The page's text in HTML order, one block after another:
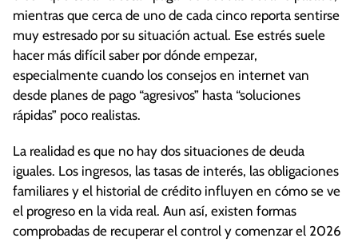
mientras que cerca de uno de cada cinco reporta sentirse
muy estresado por su situación actual. Ese estrés suele
hacer más difícil saber por dónde empezar,
especialmente cuando los consejos en internet van
desde planes de pago “agresivos” hasta “soluciones
rápidas” poco realistas.
La realidad es que no hay dos situaciones de deuda
iguales. Los ingresos, las tasas de interés, las obligaciones
familiares y el historial de crédito influyen en cómo se ve
el progreso en la vida real. Aun así, existen formas
comprobadas de recuperar el control y comenzar el 2026